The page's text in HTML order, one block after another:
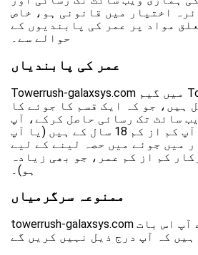
اختیار میں قانونی ہو، خاص
مواد پر عمر کی پابندیوں کے
حوالے سے۔
عمر کی پابندیاں
Towerrush-galaxsys.com میں گیم Tower Rush کے بارے
ہیں، جو کہ ایک قسم کا جوئے کا
سائٹ تک رسائی حاصل کرکے، آپ
تصدیق کرتے ہیں کہ آپ کم از کم 18 سال کے ہیں (یا آپ
میں جوئے میں حصہ لینے کے لیے
کم از کم عمر، جو بھی زیادہ
ہو)۔
ممنوعہ سرگرمیاں
towerrush-galaxsys.com استعمال کرنے سے آپ اس بات